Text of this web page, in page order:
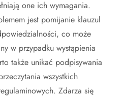
one ich wymagania.
jest pomijanie klauzul
co może
w przypadku wystąpienia
także unikać podpisywania
wszystkich
Zdarza się